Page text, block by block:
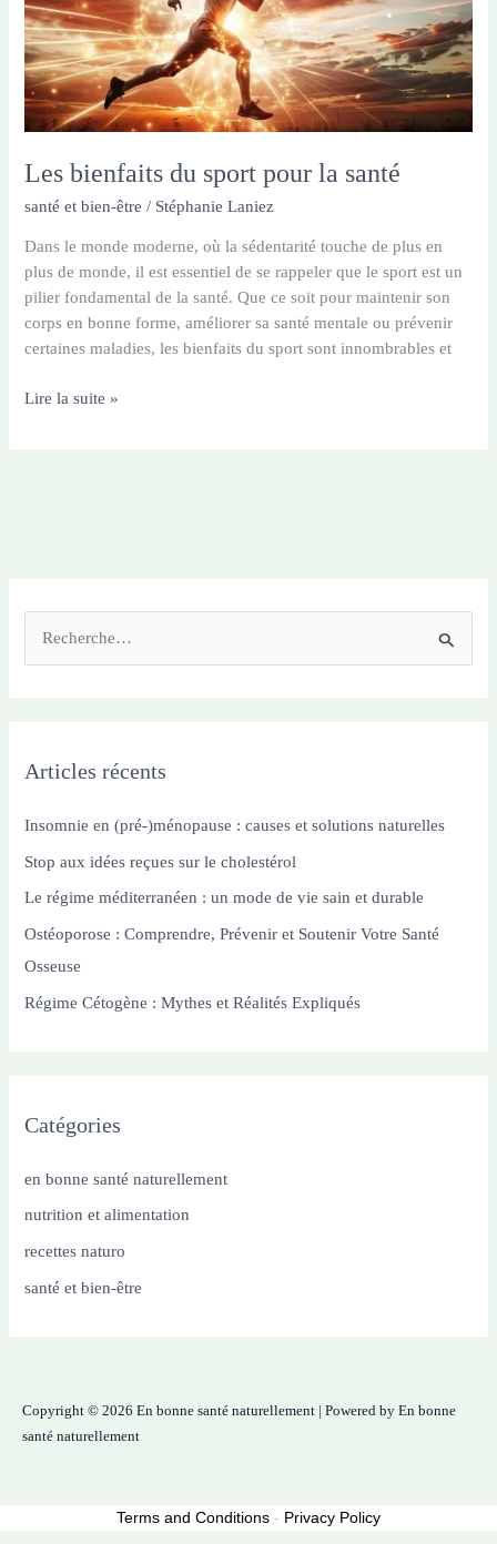
des
calories
Les bienfaits du sport pour la santé
santé et bien-être / Stéphanie Laniez
Dans le monde moderne, où la sédentarité touche de plus en
plus de monde, il est essentiel de se rappeler que le sport est un
pilier fondamental de la santé. Que ce soit pour maintenir son
corps en bonne forme, améliorer sa santé mentale ou prévenir
certaines maladies, les bienfaits du sport sont innombrables et
Les
Lire la suite »
c
Articles récents
Insomnie en (pré-)ménopause : causes et solutions naturelles
Stop aux idées reçues sur le cholestérol
Le régime méditerranéen : un mode de vie sain et durable
Ostéoporose : Comprendre, Prévenir et Soutenir Votre Santé
Osseuse
Régime Cétogène : Mythes et Réalités Expliqués
Catégories
en bonne santé naturellement
nutrition et alimentation
recettes naturo
santé et bien-être
Copyright © 2026 En bonne santé naturellement | Powered by En bonne
santé naturellement
Terms and Conditions - Privacy Policy